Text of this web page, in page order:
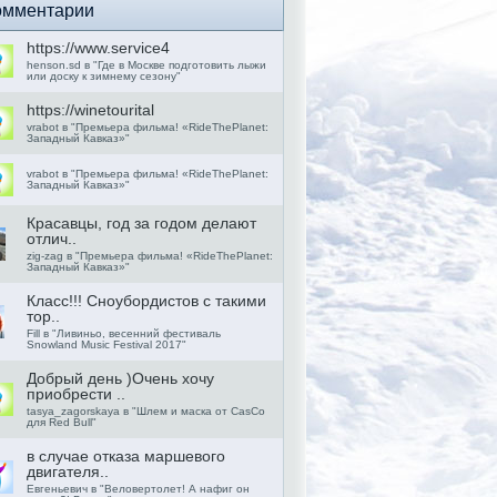
https://ww­w.service4
henson.sd в "Где в Москве подготовить лыжи
или доску к зимнему сезону"
https://wi­netourital
vrabot в "Премьера фильма! «RideThePlanet:
Западный Кавказ»"
vrabot в "Премьера фильма! «RideThePlanet:
Западный Кавказ»"
Красавцы, год за годом делают
отлич..
zig-zag в "Премьера фильма! «RideThePlanet:
Западный Кавказ»"
Класс!!! Сноубордистов с такими
тор..
Fill в "Ливиньо, весенний фестиваль
Snowland Music Festival 2017"
Добрый день )Очень хочу
приобрести ..
tasya_zagorskaya в "Шлем и маска от CasCo
для Red Bull"
в случае отказа маршевого
двигателя..
Евгеньевич в "Веловертолет! А нафиг он